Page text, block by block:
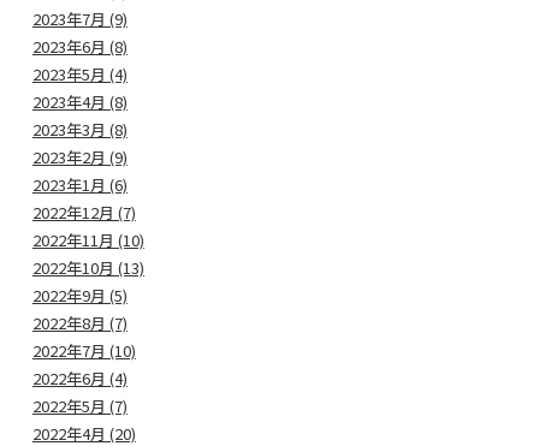
2023年7月 (9)
2023年6月 (8)
2023年5月 (4)
2023年4月 (8)
2023年3月 (8)
2023年2月 (9)
2023年1月 (6)
2022年12月 (7)
2022年11月 (10)
2022年10月 (13)
2022年9月 (5)
2022年8月 (7)
2022年7月 (10)
2022年6月 (4)
2022年5月 (7)
2022年4月 (20)